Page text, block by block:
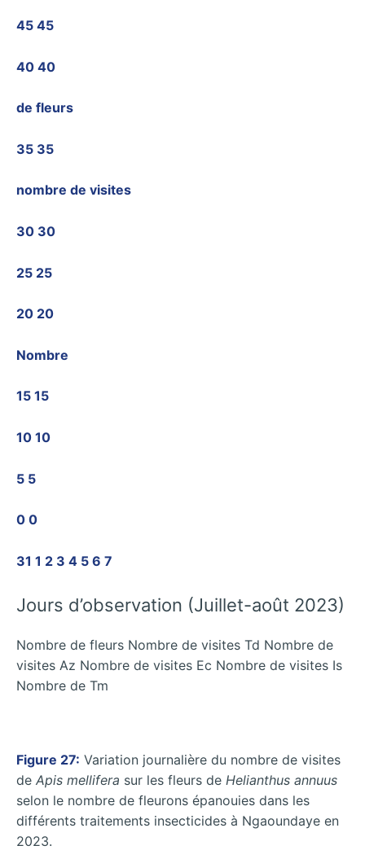
45 45
40 40
de fleurs
35 35
nombre de visites
30 30
25 25
20 20
Nombre
15 15
10 10
5 5
0 0
31 1 2 3 4 5 6 7
Jours d’observation (Juillet-août 2023)
Nombre de fleurs Nombre de visites Td Nombre de
visites Az Nombre de visites Ec Nombre de visites Is
Nombre de Tm
Figure 27: Variation journalière du nombre de visites
de Apis mellifera sur les fleurs de Helianthus annuus
selon le nombre de fleurons épanouies dans les
différents traitements insecticides à Ngaoundaye en
2023.